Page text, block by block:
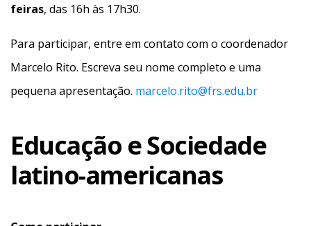
feiras, das 16h às 17h30.
Para participar, entre em contato com o coordenador
Marcelo Rito. Escreva seu nome completo e uma
pequena apresentação. marcelo.rito@frs.edu.br
Educação e Sociedade
latino-americanas